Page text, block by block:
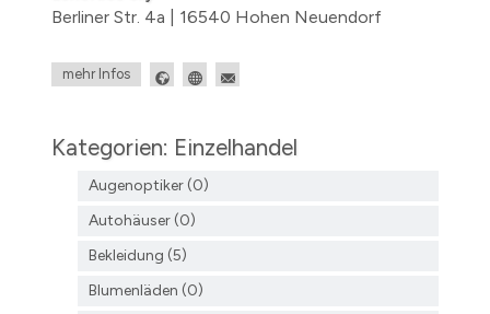
Berliner Str. 4a | 16540 Hohen Neuendorf
mehr Infos
Kategorien: Einzelhandel
Augenoptiker (0)
Autohäuser (0)
Bekleidung (5)
Blumenläden (0)